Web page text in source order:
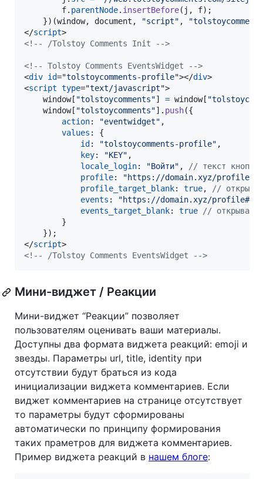
f. parentNode. insertBefore( j , f) ;
}) (window, document , "script" ,
</script>
<!-- /Tolstoy Comments Init -->
<!-- Tolstoy Comments EventsWidget -->
<div id="tolstoycomments-profile"></div>
<script type="text/javascript">
window[ "tolstoycomments"] = window[
window[ "tolstoycomments"] . push({
action: "eventwidget" ,
values : {
id : "tolstoycomments-profile" ,
key: "KEY" ,
locale_login: "Войти" ,
// текст кнопки
profile:
"https://domain.xyz/
profile_target_blank: true,
//
events :
"https://domain.xyz/profile#tc-
events_target_blank: true // открывать
}
}) ;
</script>
<!-- /Tolstoy Comments EventsWidget -->
Мини-виджет / Реакции
Мини-виджет “Реакции” позволяет
пользователям оценивать ваши материалы.
Доступны два формата виджета реакций: emoji и
звезды. Параметры url, title, identity при
отсутствии будут браться из кода
инициализации виджета комментариев. Если
виджет комментариев на странице отсутствует
то параметры будут сформированы
автоматически по принципу формирования
таких праметров для виджета комментариев.
Пример виджета реакций в нашем блоге: